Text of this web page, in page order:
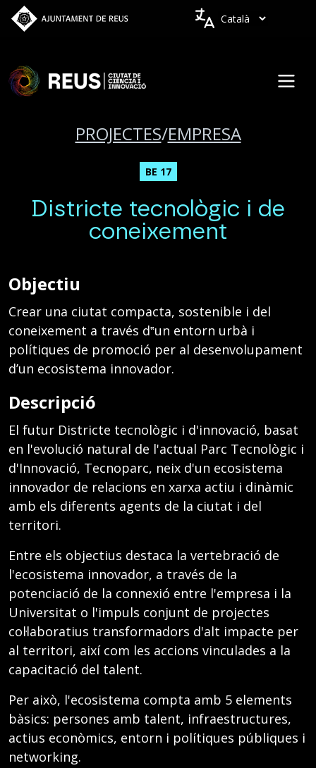
Vés al contingut
Idiomes
PROJECTES/EMPRESA
BE 17
Districte tecnològic i de
coneixement
Objectiu
Crear una ciutat compacta, sostenible i del
coneixement a través d‟un entorn urbà i
polítiques de promoció per al desenvolupament
d’un ecosistema innovador.
Descripció
El futur Districte tecnològic i d'innovació, basat
en l'evolució natural de l'actual Parc Tecnològic i
d'Innovació, Tecnoparc, neix d'un ecosistema
innovador de relacions en xarxa actiu i dinàmic
amb els diferents agents de la ciutat i del
territori.
Entre els objectius destaca la vertebració de
l'ecosistema innovador, a través de la
potenciació de la connexió entre l'empresa i la
Universitat o l'impuls conjunt de projectes
col·laboratius transformadors d'alt impacte per
al territori, així com les accions vinculades a la
capacitació del talent.
Per això, l'ecosistema compta amb 5 elements
bàsics: persones amb talent, infraestructures,
actius econòmics, entorn i polítiques públiques i
networking.